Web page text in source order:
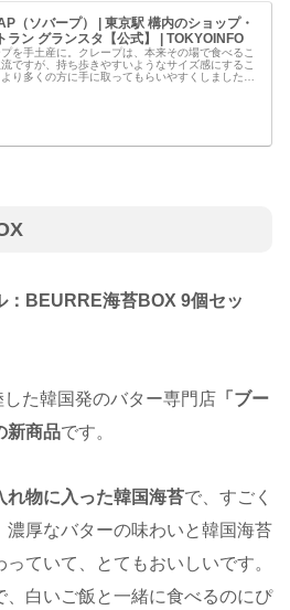
（ソバープ） | 東京駅 構内のショップ・
ラン グランスタ【公式】 | TOKYOINFO
を手土産に。クレープは、本来その場で食べるこ
流ですが、持ち歩きやすいようなサイズ感にするこ
より多くの方に手に取ってもらいやすくしました。
：BEURRE海苔BOX 9個セッ
た韓国発のバター専門店 「ブー
新商品です。
れ物に入った韓国海苔で、すごく
濃厚なバターの味わいと韓国海苔
ていて、とてもおいしいです。
、白いご飯と一緒に食べるのにぴ